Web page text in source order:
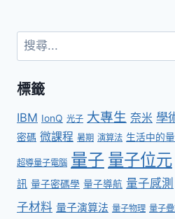
標籤
IBM IonQ 光子 大專生 奈米 學
密碼 微課程 暑期 演算法 生活中的
超導量子電腦 量子 量子位元
訊 量子密碼學 量子導航 量子感測
子材料 量子演算法 量子物理 量子